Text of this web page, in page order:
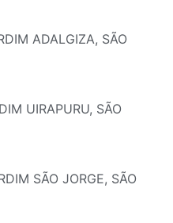
ADALGIZA, SÃO
UIRAPURU, SÃO
SÃO JORGE, SÃO